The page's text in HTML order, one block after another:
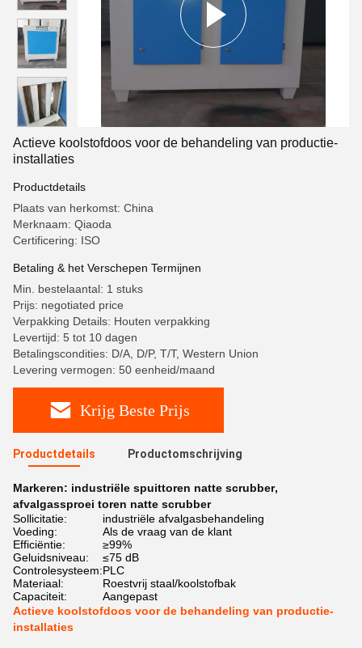
Actieve koolstofdoos voor de behandeling van productie-
installaties
Productdetails
Plaats van herkomst: China
Merknaam: Qiaoda
Certificering: ISO
Betaling & het Verschepen Termijnen
Min. bestelaantal: 1 stuks
Prijs: negotiated price
Verpakking Details: Houten verpakking
Levertijd: 5 tot 10 dagen
Betalingscondities: D/A, D/P, T/T, Western Union
Levering vermogen: 50 eenheid/maand
Krijg Beste Prijs
Productdetails Productomschrijving
Markeren: industriële spuittoren natte scrubber,
afvalgassproei toren natte scrubber
Sollicitatie:
industriële afvalgasbehandeling
Voeding:
Als de vraag van de klant
Efficiëntie:
≥99%
Geluidsniveau:
≤75 dB
Controlesysteem:PLC
Materiaal:
Roestvrij staal/koolstofbak
Capaciteit:
Aangepast
Actieve koolstofdoos voor de behandeling van productie-
installaties